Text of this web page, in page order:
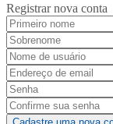
Registrar nova conta